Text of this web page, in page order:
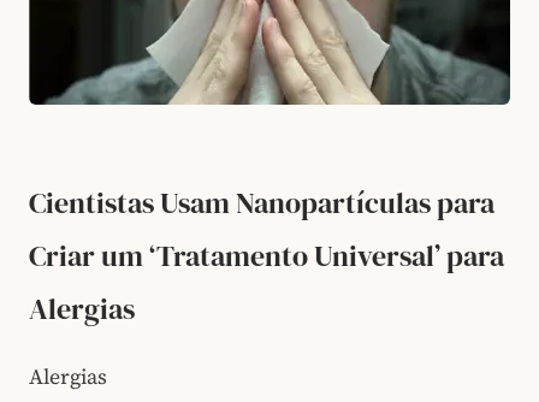
Cientistas Usam Nanopartículas para
Criar um ‘Tratamento Universal’ para
Alergias
Alergias